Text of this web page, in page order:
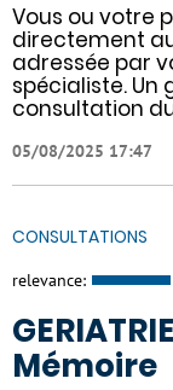
Vous ou votre
directement
adressée par
spécialiste. Un
consultation
05/08/2025 17:47
CONSULTATIONS
relevance:
Mémoire